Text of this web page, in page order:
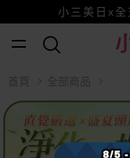
賺美
小三美日x
首頁 全部商品